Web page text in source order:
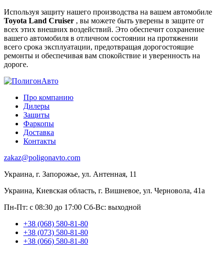
Используя защиту нашего производства на вашем автомобиле
Toyota Land Cruiser , вы можете быть уверены в защите от
всех этих внешних воздействий. Это обеспечит сохранение
вашего автомобиля в отличном состоянии на протяжении
всего срока эксплуатации, предотвращая дорогостоящие
ремонты и обеспечивая вам спокойствие и уверенность на
дороге.
Про компанию
Дилеры
Защиты
Фаркопы
Доставка
Контакты
zakaz@poligonavto.com
Украина, г. Запорожье, ул. Антенная, 11
Украина, Киевская область, г. Вишневое, ул. Черновола, 41а
Пн-Пт: с 08:30 до 17:00 Сб-Вс: выходной
+38 (068) 580-81-80
+38 (073) 580-81-80
+38 (066) 580-81-80